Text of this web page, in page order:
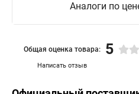
Аналоги по
Написать отзыв
Общая оценка товара: 5